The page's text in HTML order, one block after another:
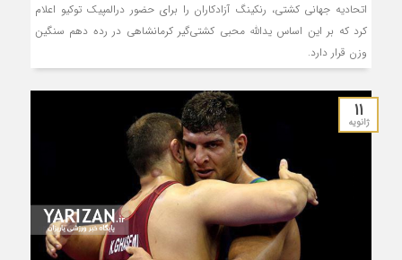
اتحادیه جهانی کشتی، رنکینگ آزادکاران را برای حضور درالمپیک توکیو اعلام
کرد که بر این اساس یدالله محبی کشتی‌گیر کرمانشاهی در رده دهم سنگین
وزن قرار دارد.
11
ژانویه